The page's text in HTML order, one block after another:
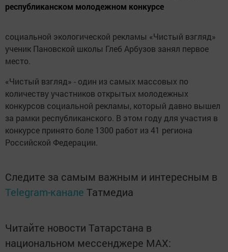
республиканском молодежном конкурсе
социальной экологической рекламы «Чистый взгляд»
ученик Пановской школы Глеб Арбузов занял первое
место.
«Чистый взгляд» - один из самых массовых по
количеству участников открытых молодежных
конкурсов социальной рекламы, который давно вышел
за рамки республиканского. В этом году для участия в
конкурсе принято боле 1300 работ из 41 региона
Российской Федерации.
Следите за самым важным и интересным в
Telegram-канале Татмедиа
Читайте новости Татарстана в
национальном мессенджере MАХ: